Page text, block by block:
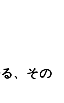
、その